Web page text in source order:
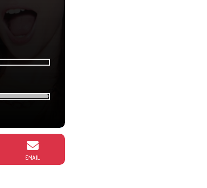
EMAIL